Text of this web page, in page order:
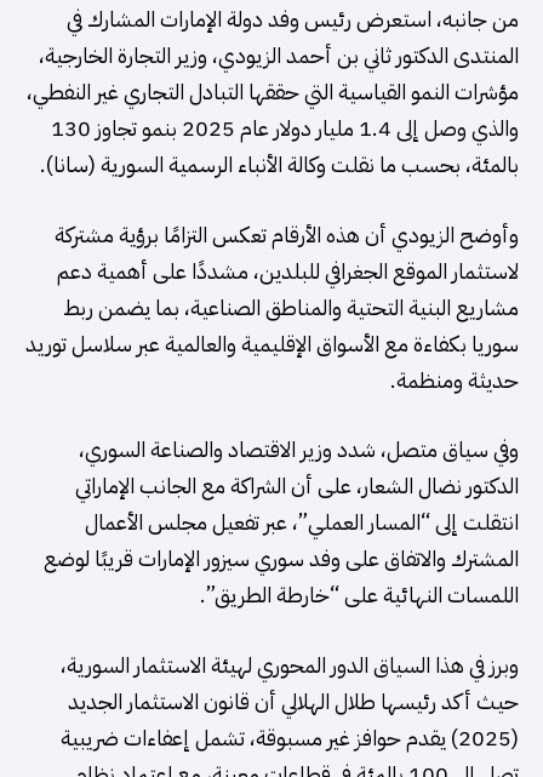
من جانبه، استعرض رئيس وفد دولة الإمارات المشارك في
المنتدى الدكتور ثاني بن أحمد الزيودي، وزير التجارة الخارجية،
مؤشرات النمو القياسية التي حققها التبادل التجاري غير النفطي،
والذي وصل إلى 1.4 مليار دولار عام 2025 بنمو تجاوز 130
بالمئة، بحسب ما نقلت وكالة الأنباء الرسمية السورية (سانا).
وأوضح الزيودي أن هذه الأرقام تعكس التزامًا برؤية مشتركة
لاستثمار الموقع الجغرافي للبلدين، مشددًا على أهمية دعم
مشاريع البنية التحتية والمناطق الصناعية، بما يضمن ربط
سوريا بكفاءة مع الأسواق الإقليمية والعالمية عبر سلاسل توريد
حديثة ومنظمة.
وفي سياق متصل، شدد وزير الاقتصاد والصناعة السوري،
الدكتور نضال الشعار، على أن الشراكة مع الجانب الإماراتي
انتقلت إلى “المسار العملي”، عبر تفعيل مجلس الأعمال
المشترك والاتفاق على وفد سوري سيزور الإمارات قريبًا لوضع
اللمسات النهائية على “خارطة الطريق”.
وبرز في هذا السياق الدور المحوري لهيئة الاستثمار السورية،
حيث أكد رئيسها طلال الهلالي أن قانون الاستثمار الجديد
(2025) يقدم حوافز غير مسبوقة، تشمل إعفاءات ضريبية